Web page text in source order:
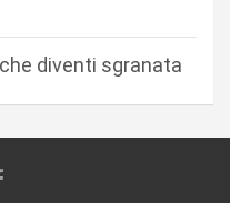
diventi sgranata